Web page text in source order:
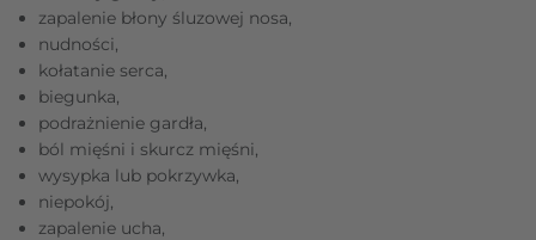
zapalenie błony śluzowej nosa,
nudności,
kołatanie serca,
biegunka,
podrażnienie gardła,
ból mięśni i skurcz mięśni,
wysypka lub pokrzywka,
niepokój,
zapalenie ucha,